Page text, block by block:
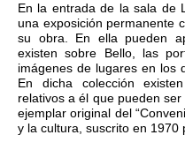
En la entrada de la sala de
una exposición permanente
su obra. En ella pueden
existen sobre Bello, las
imágenes de lugares en los
En dicha colección
relativos a él que pueden
ejemplar original del
y la cultura, suscrito en 1970